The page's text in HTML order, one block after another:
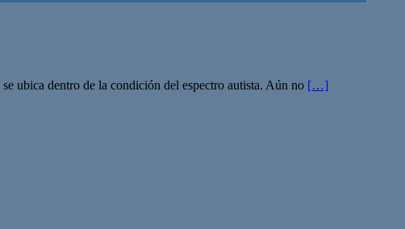
ubica dentro de la condición del espectro autista. Aún no […]